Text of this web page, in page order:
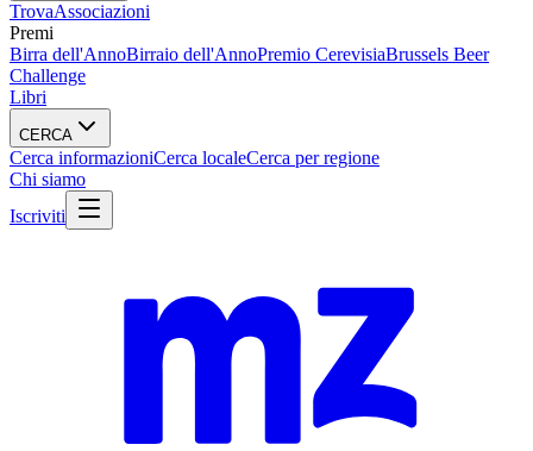
TrovaAssociazioni
Premi
Birra dell'AnnoBirraio dell'AnnoPremio CerevisiaBrussels Beer
Challenge
Libri
CERCA
Cerca informazioniCerca localeCerca per regione
Chi siamo
Iscriviti